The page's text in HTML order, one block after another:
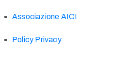
Associazione AICI
Policy Privacy